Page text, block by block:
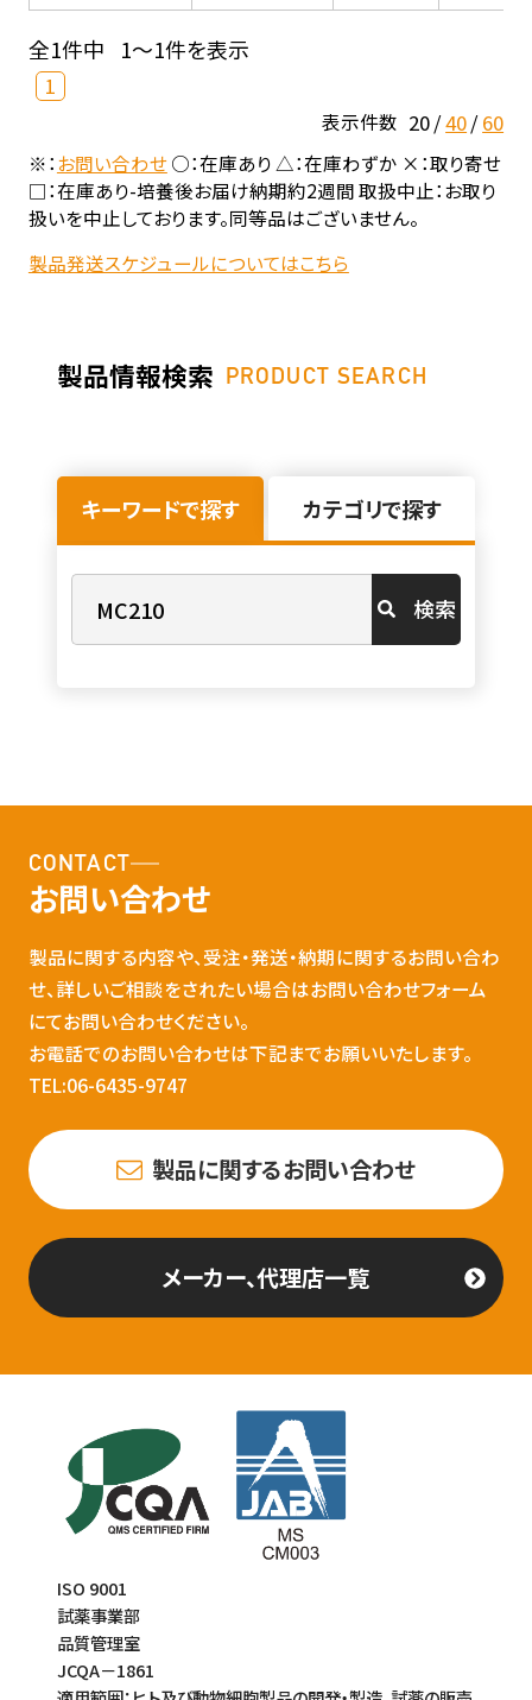
全1件中 1～1件を表示
1
表示件数 20 40 60
※：お問い合わせ○：在庫あり △：在庫わずか ×：取り寄せ
□：在庫あり-培養後お届け納期約2週間 取扱中止：お取り
扱いを中止しております。同等品はございません。
製品発送スケジュールについてはこちら
製品情報検索 PRODUCT SEARCH
キーワードで探す カテゴリで探す
検索
CONTACT
お問い合わせ
製品に関する内容や、受注・発送・納期に関するお問い合わ
せ、詳しいご相談をされたい場合はお問い合わせフォーム
にてお問い合わせください。
お電話でのお問い合わせは下記までお願いいたします。
TEL:06-6435-9747
製品に関するお問い合わせ
メーカー、代理店一覧
ISO 9001
試薬事業部
品質管理室
JCQA－1861